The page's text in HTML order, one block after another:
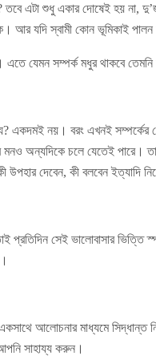
তবে এটা শুধু একার দোষেই হয় না,
আর যদি স্বামী কোন ভূমিকাই
এতে যেমন সম্পর্ক মধুর থাকবে
একদমই নয়। বরং এখনই
অন্যদিকে চলে যেতেই পারে।
দেবেন, কী বলবেন ইত্যাদি
সেই ভালোবাসার ভিত্তি
আলোচনার মাধ্যমে সিদ্ধান্ত
সাহায্য করুন।